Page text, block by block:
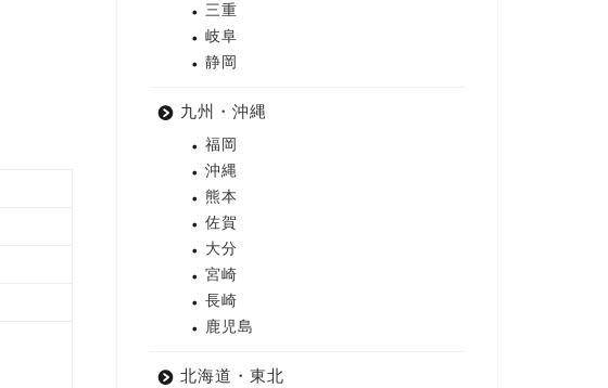
三重
岐阜
静岡
九州・沖縄
福岡
沖縄
熊本
佐賀
大分
宮崎
長崎
鹿児島
北海道・東北